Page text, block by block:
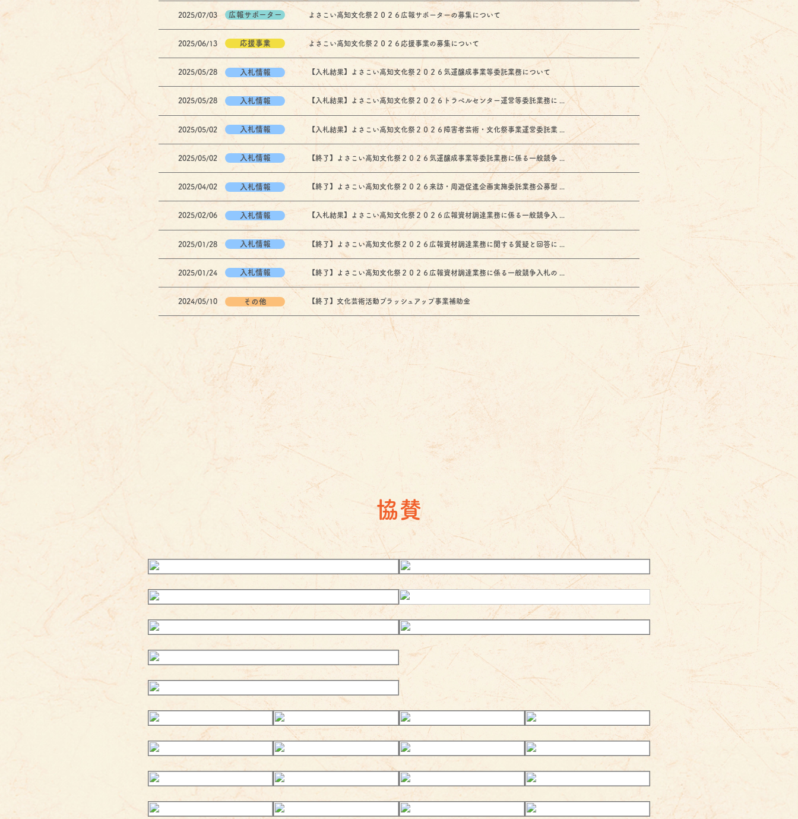
2025/07/03 広報サポーター よさこい高知文化祭２０２６広報サポーターの募集について
2025/06/13 応援事業 よさこい高知文化祭２０２６応援事業の募集について
2025/05/28 入札情報 【入札結果】よさこい高知文化祭２０２６気運醸成事業等委託業務について
2025/05/28 入札情報 【入札結果】よさこい高知文化祭２０２６トラベルセンター運営等委託業務に ...
2025/05/02 入札情報 【入札結果】よさこい高知文化祭２０２６障害者芸術・文化祭事業運営委託業 ...
2025/05/02 入札情報 【終了】よさこい高知文化祭２０２６気運醸成事業等委託業務に係る一般競争 ...
2025/04/02 入札情報 【終了】よさこい高知文化祭２０２６来訪・周遊促進企画実施委託業務公募型 ...
2025/02/06 入札情報 【入札結果】よさこい高知文化祭２０２６広報資材調達業務に係る一般競争入 ...
2025/01/28 入札情報 【終了】よさこい高知文化祭２０２６広報資材調達業務に関する質疑と回答に ...
2025/01/24 入札情報 【終了】よさこい高知文化祭２０２６広報資材調達業務に係る一般競争入札の ...
2024/05/10 その他 【終了】文化芸術活動ブラッシュアップ事業補助金
協賛